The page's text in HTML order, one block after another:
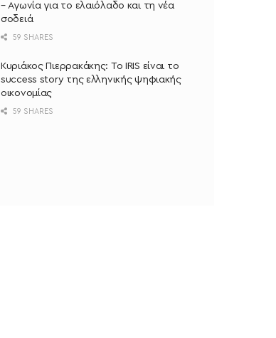
– Αγωνία για το ελαιόλαδο και τη νέα
σοδειά
59 SHARES
Κυριάκος Πιερρακάκης: Το IRIS είναι το
success story της ελληνικής ψηφιακής
οικονομίας
59 SHARES